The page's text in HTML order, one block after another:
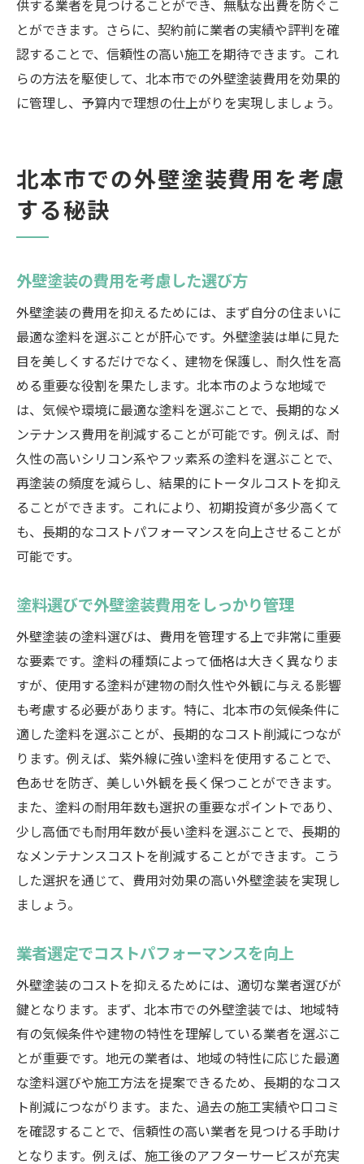
供する業者を見つけることができ、無駄な出費を防ぐこ
とができます。さらに、契約前に業者の実績や評判を確
認することで、信頼性の高い施工を期待できます。これ
らの方法を駆使して、北本市での外壁塗装費用を効果的
に管理し、予算内で理想の仕上がりを実現しましょう。
北本市での外壁塗装費用を考慮
する秘訣
外壁塗装の費用を考慮した選び方
外壁塗装の費用を抑えるためには、まず自分の住まいに
最適な塗料を選ぶことが肝心です。外壁塗装は単に見た
目を美しくするだけでなく、建物を保護し、耐久性を高
める重要な役割を果たします。北本市のような地域で
は、気候や環境に最適な塗料を選ぶことで、長期的なメ
ンテナンス費用を削減することが可能です。例えば、耐
久性の高いシリコン系やフッ素系の塗料を選ぶことで、
再塗装の頻度を減らし、結果的にトータルコストを抑え
ることができます。これにより、初期投資が多少高くて
も、長期的なコストパフォーマンスを向上させることが
可能です。
塗料選びで外壁塗装費用をしっかり管理
外壁塗装の塗料選びは、費用を管理する上で非常に重要
な要素です。塗料の種類によって価格は大きく異なりま
すが、使用する塗料が建物の耐久性や外観に与える影響
も考慮する必要があります。特に、北本市の気候条件に
適した塗料を選ぶことが、長期的なコスト削減につなが
ります。例えば、紫外線に強い塗料を使用することで、
色あせを防ぎ、美しい外観を長く保つことができます。
また、塗料の耐用年数も選択の重要なポイントであり、
少し高価でも耐用年数が長い塗料を選ぶことで、長期的
なメンテナンスコストを削減することができます。こう
した選択を通じて、費用対効果の高い外壁塗装を実現し
ましょう。
業者選定でコストパフォーマンスを向上
外壁塗装のコストを抑えるためには、適切な業者選びが
鍵となります。まず、北本市での外壁塗装では、地域特
有の気候条件や建物の特性を理解している業者を選ぶこ
とが重要です。地元の業者は、地域の特性に応じた最適
な塗料選びや施工方法を提案できるため、長期的なコス
ト削減につながります。また、過去の施工実績や口コミ
を確認することで、信頼性の高い業者を見つける手助け
となります。例えば、施工後のアフターサービスが充実